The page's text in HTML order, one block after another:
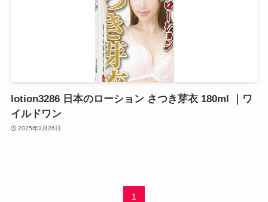
lotion3286 日本のローション さつき芽衣 180ml ｜ワ
イルドワン
2025年3月26日
1